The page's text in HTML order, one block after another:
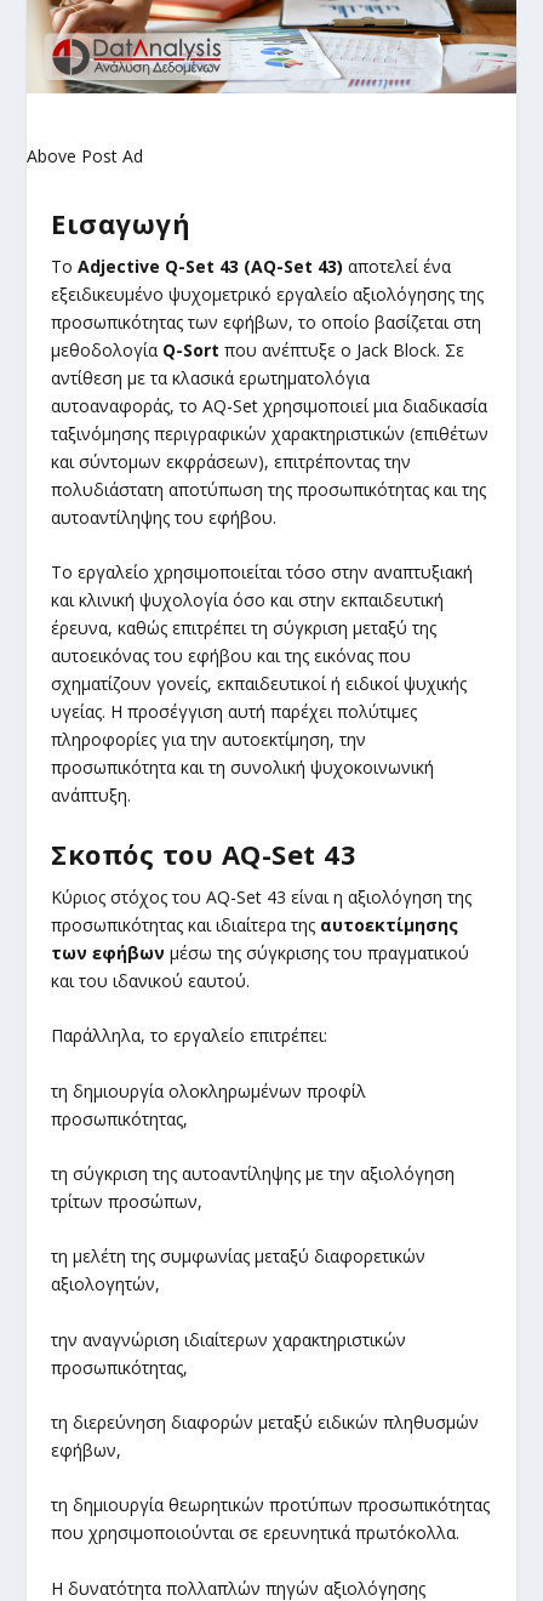
Above Post Ad
Εισαγωγή
ΤοAdjective Q-Set 43 (AQ-Set 43) αποτελεί ένα
εξειδικευμένο ψυχομετρικό εργαλείο αξιολόγησης της
προσωπικότητας των εφήβων, το οποίο βασίζεται στη
μεθοδολογία Q-Sort που ανέπτυξε ο Jack Block. Σε
αντίθεση με τα κλασικά ερωτηματολόγια
αυτοαναφοράς, το AQ-Set χρησιμοποιεί μια διαδικασία
ταξινόμησης περιγραφικών χαρακτηριστικών (επιθέτων
και σύντομων εκφράσεων), επιτρέποντας την
πολυδιάστατη αποτύπωση της προσωπικότητας και της
αυτοαντίληψης του εφήβου.
Το εργαλείο χρησιμοποιείται τόσο στην αναπτυξιακή
και κλινική ψυχολογία όσο και στην εκπαιδευτική
έρευνα, καθώς επιτρέπει τη σύγκριση μεταξύ της
αυτοεικόνας του εφήβου και της εικόνας που
σχηματίζουν γονείς, εκπαιδευτικοί ή ειδικοί ψυχικής
υγείας. Η προσέγγιση αυτή παρέχει πολύτιμες
πληροφορίες για την αυτοεκτίμηση, την
προσωπικότητα και τη συνολική ψυχοκοινωνική
ανάπτυξη.
Σκοπός του AQ-Set 43
Κύριος στόχος του AQ-Set 43 είναι η αξιολόγηση της
προσωπικότητας και ιδιαίτερα της αυτοεκτίμησης
των εφήβων μέσω της σύγκρισης του πραγματικού
και του ιδανικού εαυτού.
Παράλληλα, το εργαλείο επιτρέπει:
τη δημιουργία ολοκληρωμένων προφίλ
προσωπικότητας,
τη σύγκριση της αυτοαντίληψης με την αξιολόγηση
τρίτων προσώπων,
τη μελέτη της συμφωνίας μεταξύ διαφορετικών
αξιολογητών,
την αναγνώριση ιδιαίτερων χαρακτηριστικών
προσωπικότητας,
τη διερεύνηση διαφορών μεταξύ ειδικών πληθυσμών
εφήβων,
τη δημιουργία θεωρητικών προτύπων προσωπικότητας
που χρησιμοποιούνται σε ερευνητικά πρωτόκολλα.
Η δυνατότητα πολλαπλών πηγών αξιολόγησης